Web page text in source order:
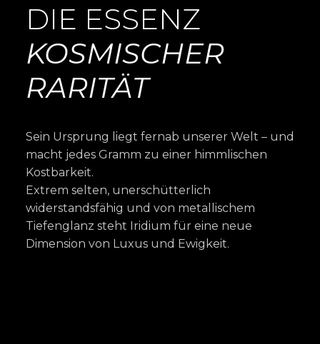
DIE ESSENZ
KOSMISCHER
RARITÄT
Sein Ursprung liegt fernab unserer Welt – und
macht jedes Gramm zu einer himmlischen
Kostbarkeit.
Extrem selten, unerschütterlich
widerstandsfähig und von metallischem
Tiefenglanz steht Iridium für eine neue
Dimension von Luxus und Ewigkeit.